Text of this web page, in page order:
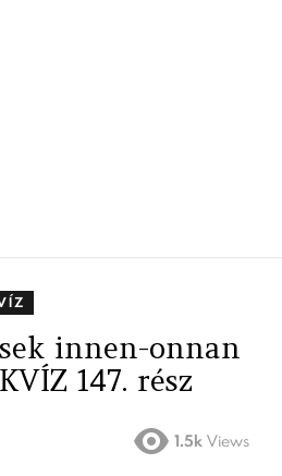
innen-onnan
147. rész
1.5k Views